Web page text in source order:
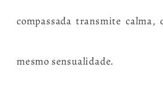
compassada transmite calma,
mesmo sensualidade.